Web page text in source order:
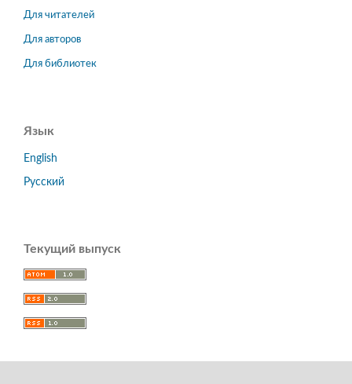
Для читателей
Для авторов
Для библиотек
Язык
English
Русский
Текущий выпуск